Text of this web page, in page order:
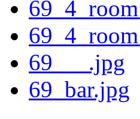
69___.jpg
69_bar.jpg